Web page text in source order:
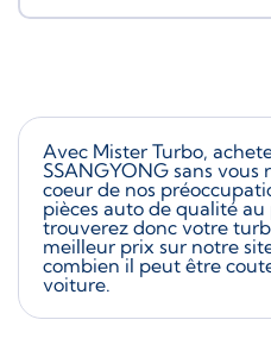
Avec Mister Turbo,
SSANGYONG sans vous
coeur de nos
pièces auto de qualité
trouverez donc votre
meilleur prix sur notre
combien il peut être
voiture.